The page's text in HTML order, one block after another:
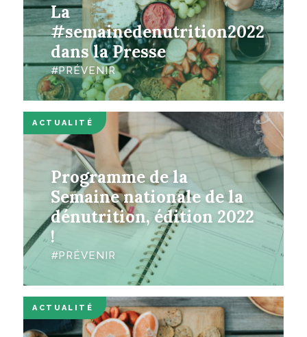
La
#semainedenutrition2022
dans la Presse
PRÉVENIR
ACTUALITÉ
Programme de la
Semaine nationale de la
dénutrition, édition 2022
!
PRÉVENIR
ACTUALITÉ